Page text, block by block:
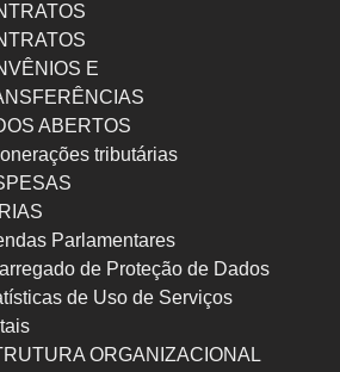
E
ABERTOS
tributárias
Parlamentares
de Proteção de Dados
de Uso de Serviços
ORGANIZACIONAL